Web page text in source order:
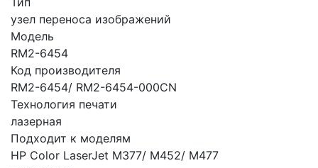
узел переноса изображений
Модель
RM2-6454
Код производителя
RM2-6454/ RM2-6454-000CN
Технология печати
лазерная
Подходит к моделям
HP Color LaserJet M377/ M452/ M477